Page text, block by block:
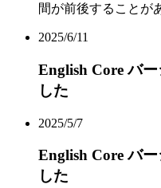
間が前後することが
2025/6/11
English Core バ
した
2025/5/7
English Core バ
した